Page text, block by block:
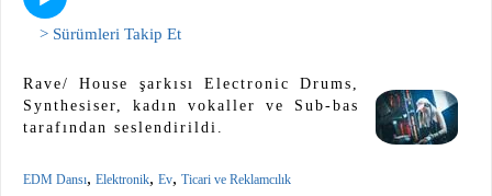
> Sürümleri Takip Et
Rave/ House şarkısı Electronic Drums,
Synthesiser, kadın vokaller ve Sub-bas
tarafından seslendirildi.
EDM Dansı, Elektronik, Ev, Ticari ve Reklamcılık